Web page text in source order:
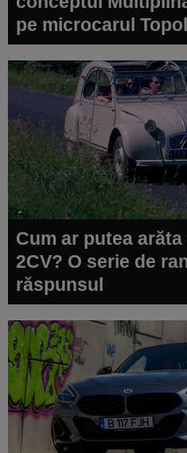
pe microcarul
Cum ar putea
2CV? O serie de
răspunsul